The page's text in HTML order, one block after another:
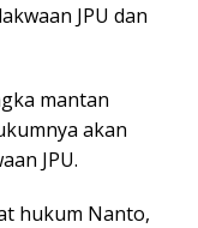
JPU dan
mantan
akan
JPU.
hukum Nanto,